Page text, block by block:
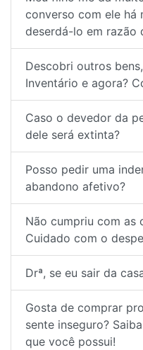
converso com ele há
deserdá-lo em razão
Descobri outros
Inventário e agora?
Caso o devedor da
dele será extinta?
Posso pedir uma
abandono afetivo?
Não cumpriu com as
Cuidado com o
Drª, se eu sair da
Gosta de comprar
sente inseguro?
que você possui!